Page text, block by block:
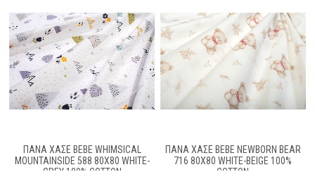
ΠΆΝΑ ΧΑΣΈ BEBE WHIMSICAL
MOUNTAINSIDE 588 80X80 WHITE-
GREY 100% COTTON
ΠΆΝΑ ΧΑΣΈ BEBE NEWBORN BEAR
716 80X80 WHITE-BEIGE 100%
COTTON